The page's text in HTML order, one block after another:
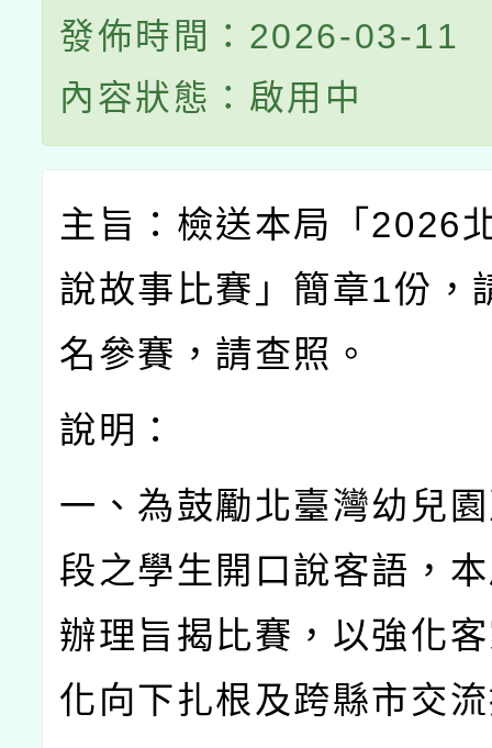
發佈時間：2026-03-11
內容狀態：啟用中
主旨：檢送本局「 2026
說故事比賽」簡章1份，
名參賽，請查照。
說明：
一、為鼓勵北臺灣幼兒
段之學生開口說客語，
辦理旨揭比賽，以強化
化向下扎根及跨縣市交